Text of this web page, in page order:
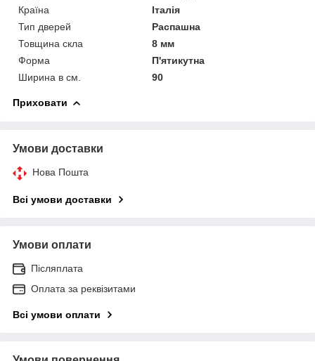
Країна
Італія
Тип дверей
Распашна
Товщина скла
8 мм
Форма
П'ятикутна
Ширина в см.
90
Приховати
Умови доставки
Нова Пошта
Всі умови доставки
Умови оплати
Післяплата
Оплата за реквізитами
Всі умови оплати